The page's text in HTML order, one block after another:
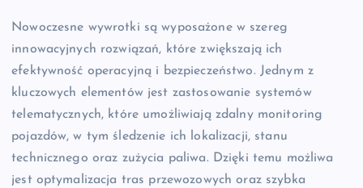
Nowoczesne wywrotki są wyposażone w szereg
innowacyjnych rozwiązań, które zwiększają ich
efektywność operacyjną i bezpieczeństwo. Jednym z
kluczowych elementów jest zastosowanie systemów
telematycznych, które umożliwiają zdalny monitoring
pojazdów, w tym śledzenie ich lokalizacji, stanu
technicznego oraz zużycia paliwa. Dzięki temu możliwa
jest optymalizacja tras przewozowych oraz szybka